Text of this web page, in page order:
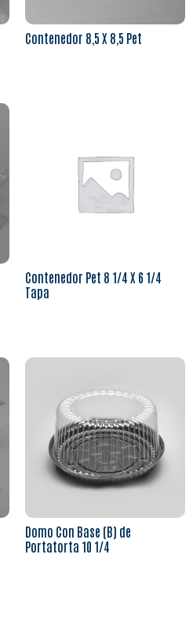
Contenedor 8,5 X 8,5 Pet
Contenedor Pet 8 1/4 X 6 1/4
Tapa
Domo Con Base (B) de
Portatorta 10 1/4